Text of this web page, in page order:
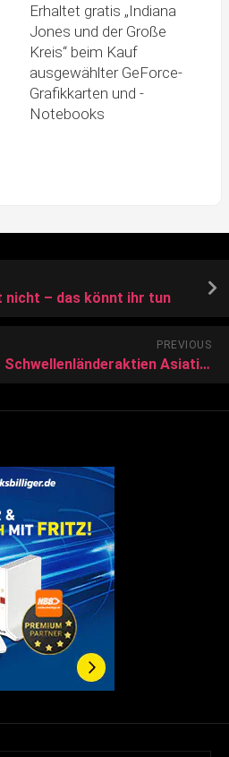
Erhaltet gratis „Indiana
Jones und der Große
Kreis“ beim Kauf
ausgewählter GeForce-
Grafikkarten und -
Notebooks
– das könnt ihr tun
PREVIOUS
Investition in KI über Schwellenländeraktien Asiatische Schwellenländer: Hauptrolle in der neuen Ära der Edge-KI